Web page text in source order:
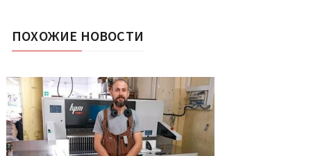
ПОХОЖИЕ НОВОСТИ